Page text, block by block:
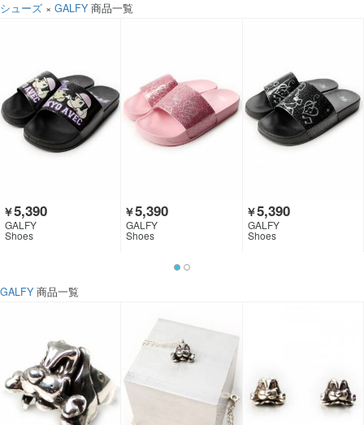
シューズ × GALFY 商品一覧
￥5,390
GALFY
Shoes
￥5,390
GALFY
Shoes
￥5,390
GALFY
Shoes
GALFY 商品一覧